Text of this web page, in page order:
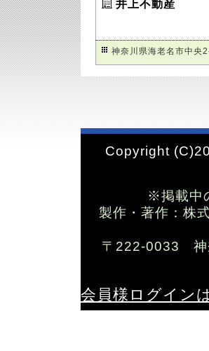
井上不動産
神奈川県海老名市中央
Copyright
※掲載中
製作・著作：株
〒222-0033 神
会員様ログイン